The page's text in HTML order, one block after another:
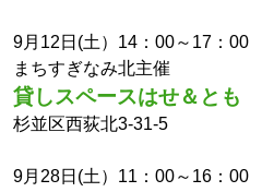
9月12日(土）14：00～17：00
まちすぎなみ北主催
貸しスペースはせ＆とも
杉並区西荻北3-31-5
9月28日(土）11：00～16：00